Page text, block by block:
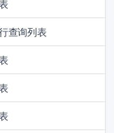
查询列表